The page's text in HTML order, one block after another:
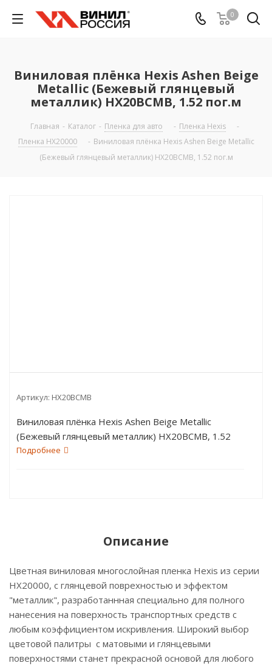
0
Виниловая плёнка Hexis Ashen Beige
Metallic (Бежевый глянцевый
металлик) HX20BCMB, 1.52 пог.м
Главная - Каталог - Пленка для авто - Пленка Hexis
-
Пленка HX20000
- Виниловая плёнка Hexis Ashen Beige Metallic
(Бежевый глянцевый металлик) HX20BCMB, 1.52 пог.м
Артикул: HX20BCMB
Виниловая плёнка Hexis Ashen Beige Metallic
(Бежевый глянцевый металлик) HX20BCMB, 1.52
пог.м
Подробнее
Описание
Цветная виниловая многослойная пленка Hexis из серии
НХ20000, с глянцевой поврехностью и эффектом
"металлик", разработаннная специально для полного
нанесения на поверхность транспортных средств с
любым коэффициентом искривления. Широкий выбор
цветовой палитры с матовыми и глянцевыми
поверхностями станет прекрасной основой для любого